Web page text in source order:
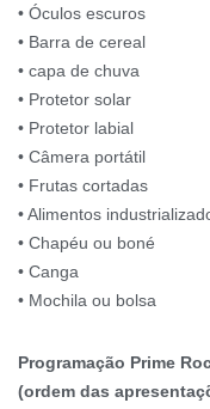
• Óculos escuros
• Barra de cereal
• capa de chuva
• Protetor solar
• Protetor labial
• Câmera portátil
• Frutas cortadas
• Alimentos
• Chapéu ou boné
• Canga
• Mochila ou bolsa
Programação Prime
(ordem das